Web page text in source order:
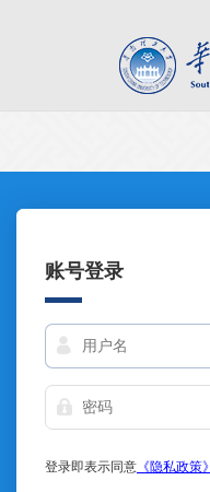
账号登录
登录即表示同意 《隐私政策》